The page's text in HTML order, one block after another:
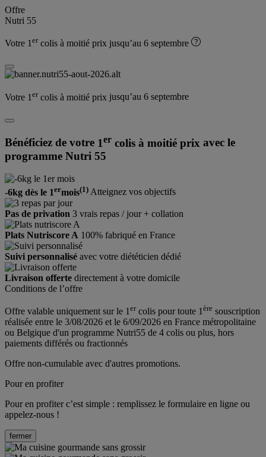
Offre
Nutri 55
Votre 1 ercolis à moitié prix jusqu’au 6 septembre
Votre 1 ercolis à moitié prix jusqu’au 6 septembre
Bénéficiez de votre 1er colis à moitié prix avec le
programme Nutri 55
-6kg dès le 1ermois(1) Atteignez vos objectifs
Pas de privation 3 vrais repas / jour + collation
Plats Nutriscore A 100% fabriqué en France
Suivi personnalisé avec votre diététicien dédié
Livraison offerte directement à votre domicile
Conditions de l’offre
Offre valable uniquement sur le 1 ercolis pour toute 1 ère souscription
réalisée entre le 3/08/2026 et le 6/09/2026 en France métropolitaine
ou Belgique d'un programme Nutri55 de 4 colis ou plus, hors
paiements différés ou fractionnés
Offre non-cumulable avec d'autres promotions.
Pour en profiter
Pour en profiter c’est simple : remplissez le formulaire en ligne ou
appelez-nous !
fermer